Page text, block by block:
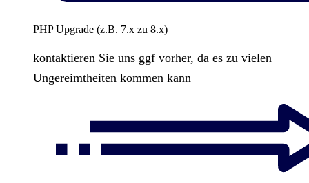
PHP Upgrade (z.B. 7.x zu 8.x)
kontaktieren Sie uns ggf vorher, da es zu vielen
Ungereimtheiten kommen kann